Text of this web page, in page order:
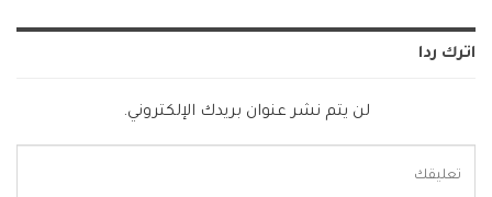
اترك ردا
لن يتم نشر عنوان بريدك الإلكتروني.